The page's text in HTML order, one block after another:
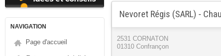
NAVIGATION
Page d'accueil
Nevoret Régis (SARL) -
2531 CORNATON
01310 Confrançon